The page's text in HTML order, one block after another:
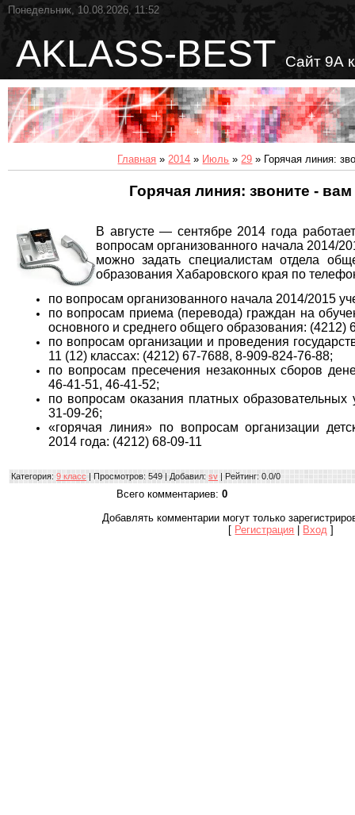
Понедельник, 10.08.2026, 11:52
AKLASS-BEST Сайт 9А
Главная » 2014 » Июль » 29 » Горячая линия:
Горячая линия: звоните - вам
В августе — сентябре 2014 года
вопросам организованного начала 2014/
можно задать специалистам отдела
образования Хабаровского края по
по вопросам организованного начала 2014/2015
по вопросам приема (перевода) граждан на
основного и среднего общего образования: (4212)
по вопросам организации и проведения
11 (12) классах: (4212) 67-7688, 8-909-824-76-88;
по вопросам пресечения незаконных сборов
46-41-51, 46-41-52;
по вопросам оказания платных образовательных
31-09-26;
«горячая линия» по вопросам организации
2014 года: (4212) 68-09-11
Категория: 9 класс | Просмотров: 549 | Добавил: sv | Рейтинг: 0.0/0
Всего комментариев: 0
Добавлять комментарии могут только
[ Регистрация Вход ]